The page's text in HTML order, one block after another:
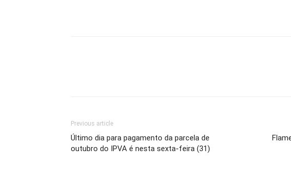
Previous article
Último dia para pagamento da parcela de
outubro do IPVA é nesta sexta-feira (31)